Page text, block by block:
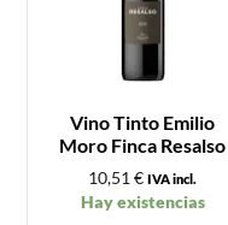
Vino Tinto Emilio
Moro Finca Resalso
10,51€ IVA incl.
Hay existencias